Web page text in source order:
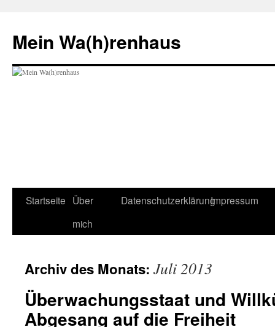
springen
Mein Wa(h)renhaus
Startseite Über
mich
DatenschutzerklärungImpressum
Archiv des Monats: Juli 2013
Überwachungsstaat und
Abgesang auf die Freiheit